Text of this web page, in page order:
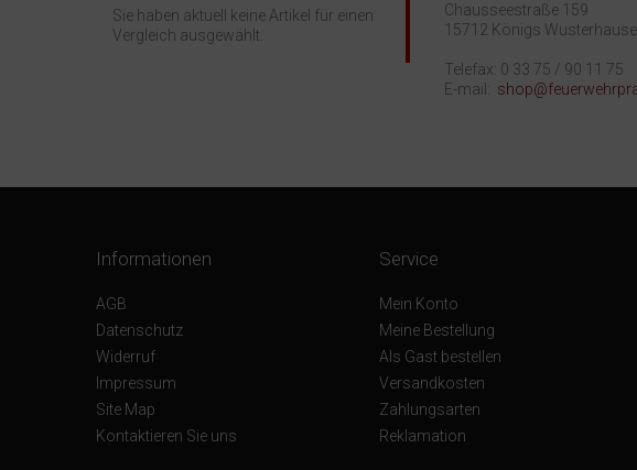
Chausseestraße 159
15712 Königs
Telefax: 0 33 75 / 90 11 75
E-mail:
Sie haben aktuell keine Artikel für einen
Vergleich ausgewählt.
Informationen
AGB
Datenschutz
Widerruf
Impressum
Site Map
Kontaktieren Sie uns
Service
Mein Konto
Meine Bestellung
Als Gast bestellen
Versandkosten
Zahlungsarten
Reklamation